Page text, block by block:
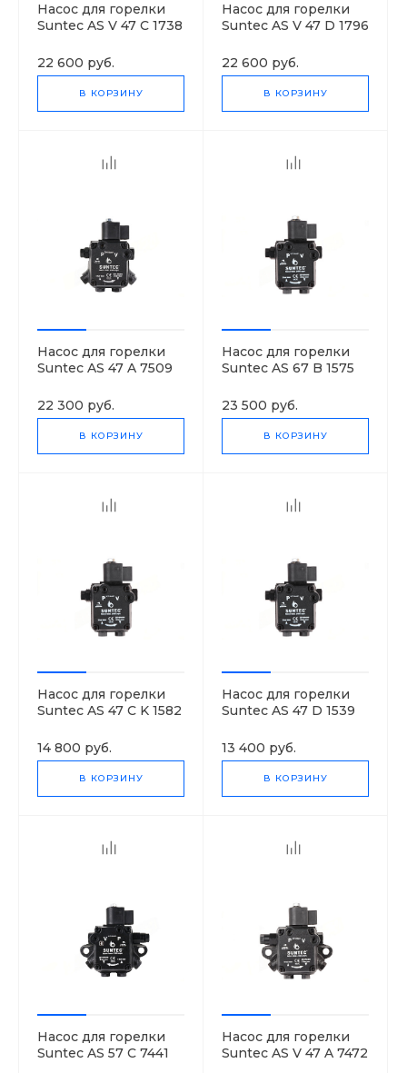
Насос для горелки
Suntec AS V 47 C 1738
22 600 руб.
В КОРЗИНУ
Насос для горелки
Suntec AS V 47 D 1796
22 600 руб.
В КОРЗИНУ
Насос для горелки
Suntec AS 47 A 7509
22 300 руб.
В КОРЗИНУ
Насос для горелки
Suntec AS 67 B 1575
23 500 руб.
В КОРЗИНУ
Насос для горелки
Suntec AS 47 C K 1582
14 800 руб.
В КОРЗИНУ
Насос для горелки
Suntec AS 47 D 1539
13 400 руб.
В КОРЗИНУ
Насос для горелки
Suntec AS 57 C 7441
Насос для горелки
Suntec AS V 47 A 7472